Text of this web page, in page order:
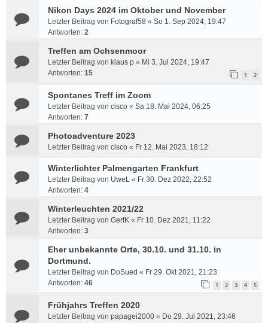
Nikon Days 2024 im Oktober und November
Letzter Beitrag von Fotograf58 « So 1. Sep 2024, 19:47
Antworten: 2
Treffen am Ochsenmoor
Letzter Beitrag von klaus p « Mi 3. Jul 2024, 19:47
Antworten: 15 1 2
Spontanes Treff im Zoom
Letzter Beitrag von cisco « Sa 18. Mai 2024, 06:25
Antworten: 7
Photoadventure 2023
Letzter Beitrag von cisco « Fr 12. Mai 2023, 18:12
Winterlichter Palmengarten Frankfurt
Letzter Beitrag von UweL « Fr 30. Dez 2022, 22:52
Antworten: 4
Winterleuchten 2021/22
Letzter Beitrag von GertK « Fr 10. Dez 2021, 11:22
Antworten: 3
Eher unbekannte Orte, 30.10. und 31.10. in
Dortmund.
Letzter Beitrag von DoSued « Fr 29. Okt 2021, 21:23
Antworten: 46 1 2 3 4 5
Frühjahrs Treffen 2020
Letzter Beitrag von papagei2000 « Do 29. Jul 2021, 23:46